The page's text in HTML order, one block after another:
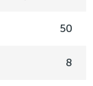
50
8